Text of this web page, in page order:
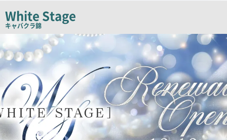
ピ
ー
White Stage
キャバクラ錦
索
結
果
覧
画
像